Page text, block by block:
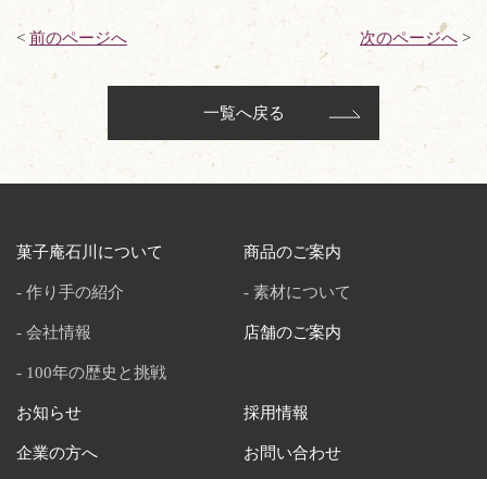
< 前のページへ 次のページへ >
一覧へ戻る
菓子庵石川について
作り手の紹介
会社情報
100年の歴史と挑戦
商品のご案内
素材について
店舗のご案内
お知らせ
企業の方へ
採用情報
お問い合わせ